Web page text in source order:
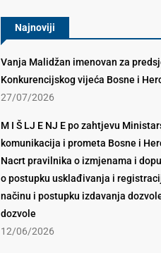
Najnoviji
Vanja Malidžan imenovan za
Konkurencijskog vijeća Bosne i
27/07/2026
M I Š LJ E NJ E po zahtjevu
komunikacija i prometa Bosne i
Nacrt pravilnika o izmjenama i
o postupku usklađivanja i
načinu i postupku izdavanja
dozvole
12/06/2026